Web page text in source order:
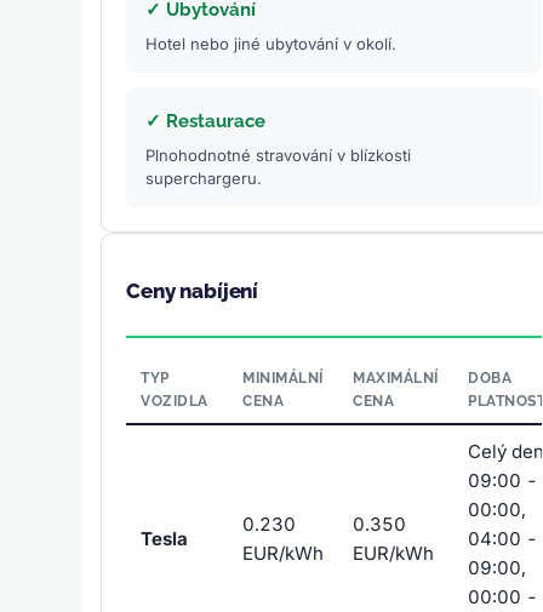
✓ Ubytování
Hotel nebo jiné ubytování v okolí.
✓ Restaurace
Plnohodnotné stravování v blízkosti
superchargeru.
Ceny nabíjení
TYP
VOZIDLA
MINIMÁLNÍ
CENA
MAXIMÁLNÍ
CENA
DOBA
Tesla
0.230
EUR/kWh
0.350
EUR/kWh
Celý
09:00 -
00:00,
04:00 -
09:00,
00:00 -